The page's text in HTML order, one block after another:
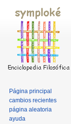
Página principal
cambios recientes
página aleatoria
ayuda